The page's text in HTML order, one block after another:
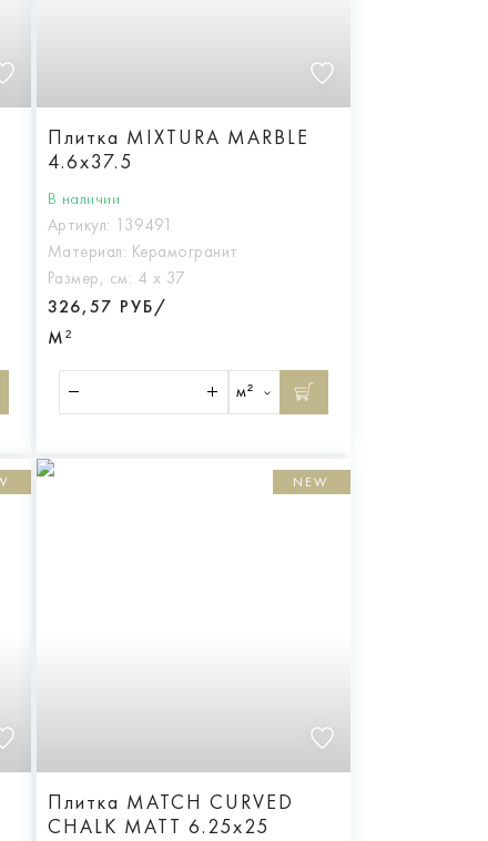
Плитка MIXTURA MARBLE
4.6x37.5
В наличии
Артикул: 139491
Материал: Керамогранит
Размер, см: 4 х 37
326,57 РУБ/
М²
м²
NEW
Плитка MATCH CURVED
CHALK MATT 6.25x25